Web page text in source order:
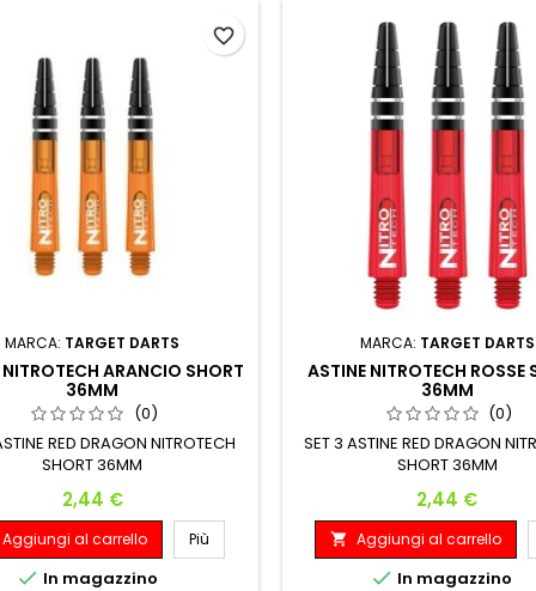
MARCA: TARGET DARTS
ARANCIO SHORT
36MM
(0)
RED DRAGON NITROTECH
SHORT 36MM
Prezzo
2,44 €
Aggiungi al carrello Più
 In magazzino
favorite_border
MARCA: TARGET DARTS
ASTINE NITROTECH ROSSE
36MM
(0)
SET 3 ASTINE RED DRAGON
SHORT 36MM
Prezzo
2,44 €
 Aggiungi al carrello
 In magazzino